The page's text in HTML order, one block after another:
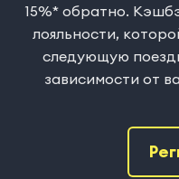
15%* обратно.
лояльности,
следующую
зависимости от